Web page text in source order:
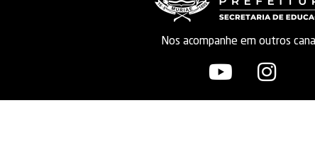
Nos acompanhe em outros